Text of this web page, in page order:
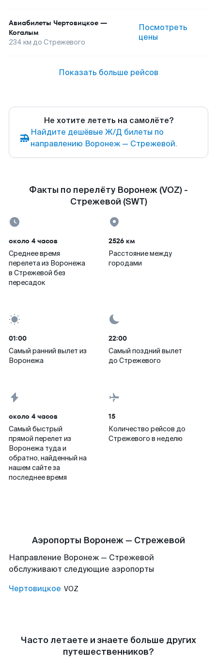
Авиабилеты Чертовицкое —
Когалым
234 км до Стрежевого
Посмотреть
цены
Показать больше рейсов
Не хотите лететь на самолёте?
Найдите дешёвые Ж/Д билеты по
направлению Воронеж — Стрежевой.
Факты по перелёту Воронеж (VOZ) -
Стрежевой (SWT)
около 4 часов
Среднее время
перелета из Воронежа
в Стрежевой без
пересадок
2526 км
Расстояние между
городами
01:00
Самый ранний вылет из
Воронежа
22:00
Самый поздний вылет
до Стрежевого
около 4 часов
Самый быстрый
прямой перелет из
Воронежа туда и
обратно, найденный на
нашем сайте за
последнее время
15
Количество рейсов до
Стрежевого в неделю
Аэропорты Воронеж — Стрежевой
Направление Воронеж — Стрежевой
обслуживают следующие аэропорты
Чертовицкое VOZ
Часто летаете и знаете больше других
путешественников?